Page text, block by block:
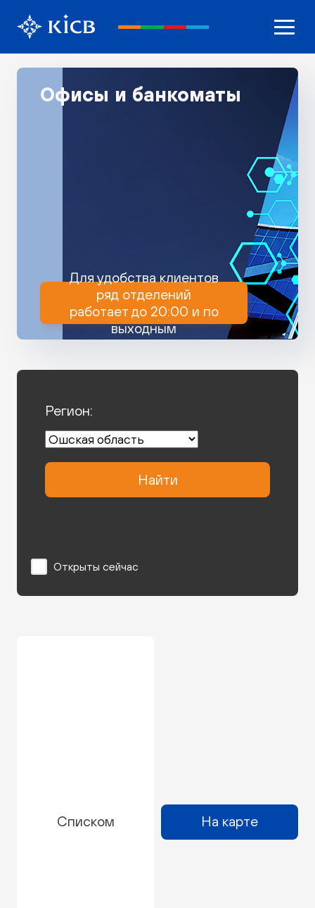
Офисы и банкоматы
Для удобства клиентов
ряд отделений
работает до 20:00 и по
выходным
Регион:
Найти
Открыты сейчас
Списком На карте